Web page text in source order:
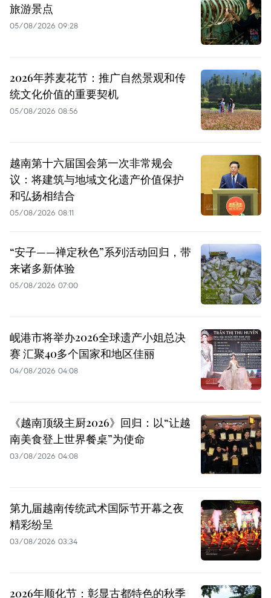
旅游景点
05/08/2026 09:28
2026年荞麦花节：推广自然景观和传
统文化价值的重要契机
05/08/2026 08:56
越南第十六届国会第一次非常规会
议：将建筑与地域文化遗产价值保护
和弘扬相结合
05/08/2026 08:11
“安子——禅定秋色”系列活动回归，带
来诸多新体验
05/08/2026 07:00
岘港市将举办2026全球遗产小姐总决
赛 汇聚40多个国家和地区佳丽
04/08/2026 04:08
《越南顶级主厨2026》回归：以“让越
南美食登上世界餐桌”为使命
03/08/2026 04:08
第九届越南传统武术国际节开幕之夜
精彩纷呈
03/08/2026 03:34
2026年顺化节：彰显古都特色的秋季